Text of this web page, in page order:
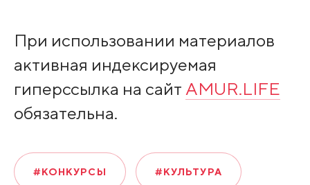
При использовании материалов
активная индексируемая
гиперссылка на сайт AMUR.LIFE
обязательна.
#КОНКУРСЫ #КУЛЬТУРА